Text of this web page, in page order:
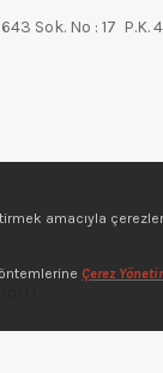
Sok. No : 17 P.K.
amacıyla
Çerez